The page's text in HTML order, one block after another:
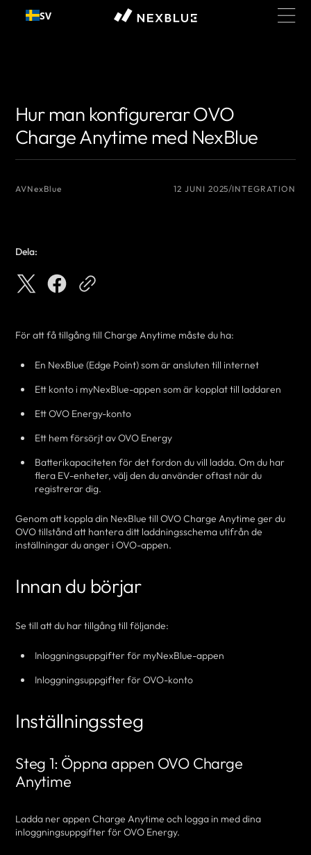
Gå till
innehållet
SV
Hur man konfigurerar OVO
Charge Anytime med NexBlue
AVNexBlue 12 JUNI 2025 INTEGRATION
Dela:
För att få tillgång till Charge Anytime måste du ha:
En NexBlue (Edge Point)som är ansluten till internet
Ett konto i myNexBlue-appen som är kopplat till laddaren
Ett OVO Energy-konto
Ett hem försörjt av OVO Energy
Batterikapaciteten för det fordon du vill ladda. Om du har
flera EV-enheter, välj den du använder oftast när du
registrerar dig.
Genom att koppla din NexBlue till OVO Charge Anytime ger du
OVO tillstånd att hantera ditt laddningsschema utifrån de
inställningar du anger i OVO-appen.
Innan du börjar
Se till att du har tillgång till följande:
Inloggningsuppgifter för myNexBlue-appen
Inloggningsuppgifter för OVO-konto
Inställningssteg
Steg 1: Öppna appen OVO Charge
Anytime
Ladda ner appen Charge Anytime och logga in med dina
inloggningsuppgifter för OVO Energy.